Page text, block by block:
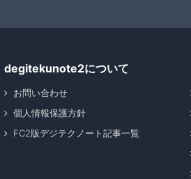
degitekunote2について
お問い合わせ
個人情報保護方針
FC2版デジテクノート記事一覧